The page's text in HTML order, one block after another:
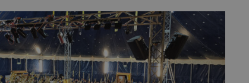
Jetzt […]